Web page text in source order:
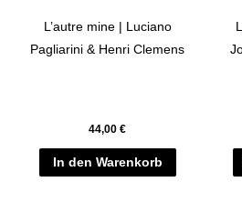
L’autre mine | Luciano
Pagliarini & Henri Clemens
44,00€
In den Warenkorb